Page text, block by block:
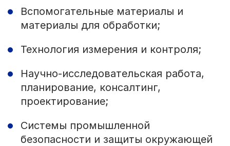
Вспомогательные материалы и
материалы для обработки;
Технология измерения и контроля;
Научно-исследовательская работа,
планирование, консалтинг,
проектирование;
Системы промышленной
безопасности и защиты окружающей